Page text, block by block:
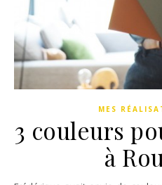
MES
3 couleurs
à